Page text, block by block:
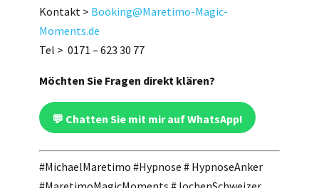
Kontakt > Booking@Maretimo-Magic-
Moments.de
Tel > 0171 – 623 30 77
Möchten Sie Fragen direkt klären?
💬 Chatten Sie mit mir auf WhatsApp!
#MichaelMaretimo #Hypnose # HypnoseAnker